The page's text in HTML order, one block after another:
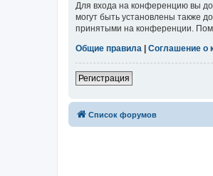
Для входа на конференцию вы
могут быть установлены также
принятыми на конференции.
Общие правила
Соглашение о
Регистрация
Список форумов